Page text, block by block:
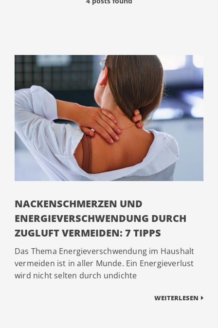
NACKENSCHMERZEN UND
ENERGIEVERSCHWENDUNG DURCH
ZUGLUFT VERMEIDEN: 7 TIPPS
Das Thema Energieverschwendung im Haushalt
vermeiden ist in aller Munde. Ein Energieverlust
wird nicht selten durch undichte
WEITERLESEN